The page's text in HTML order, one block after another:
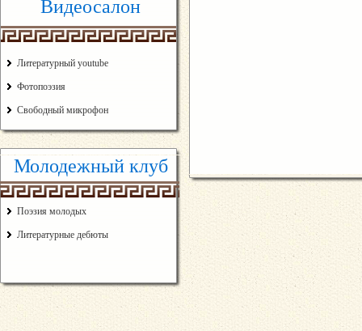
Видеосалон
Литературный youtube
Фотопоэзия
Свободный микрофон
Молодежный клуб
Поэзия молодых
Литературные дебюты